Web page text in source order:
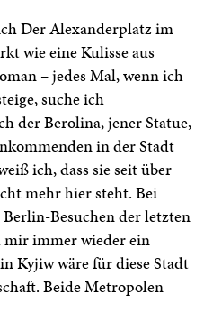
Der Alexanderplatz im
wie eine Kulisse aus
– jedes Mal, wenn ich
suche ich
der Berolina, jener Statue,
in der Stadt
ich, dass sie seit über
mehr hier steht. Bei
Besuchen der letzten
mir immer wieder ein
Kyjiw wäre für diese Stadt
Beide Metropolen